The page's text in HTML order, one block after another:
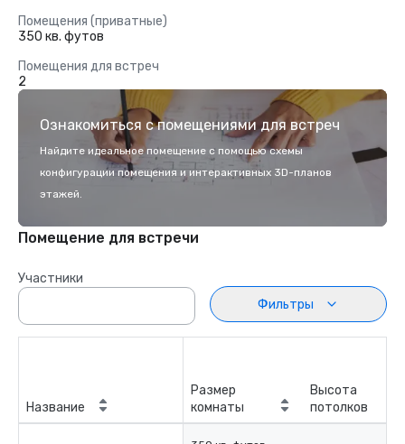
Помещения (приватные)
350 кв. футов
Помещения для встреч
2
Ознакомиться с помещениями для встреч
Найдите идеальное помещение с помощью схемы
конфигурации помещения и интерактивных 3D-планов
этажей.
Помещение для встречи
Участники
Фильтры
Название
Размер
комнаты
Высота
потолков